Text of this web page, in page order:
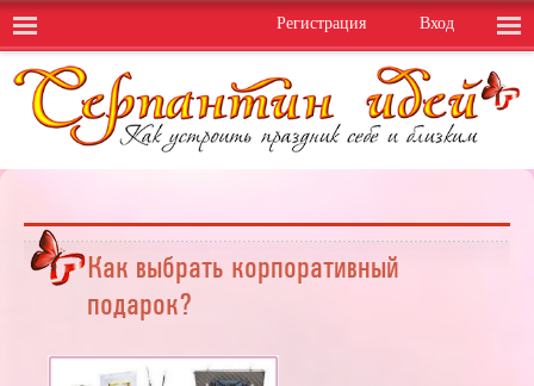
Вход
Регистрация
Как выбрать корпоративный
подарок?